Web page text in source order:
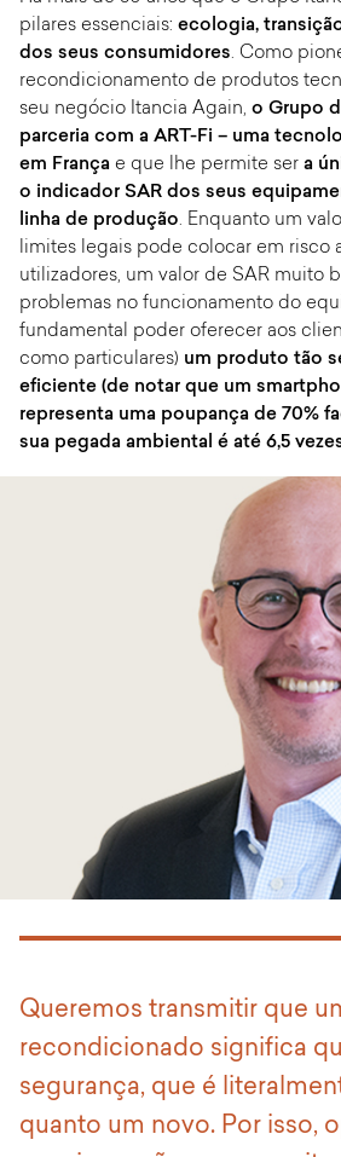
pilares essenciais: ecologia,
dos seus consumidores. Como
recondicionamento de produtos
seu negócio Itancia Again, o Grupo
parceria com a ART-Fi – uma
em França e que lhe permite ser a
o indicador SAR dos seus
linha de produção. Enquanto um
limites legais pode colocar em risco
utilizadores, um valor de SAR muito
problemas no funcionamento do
fundamental poder oferecer aos
como particulares) um produto tão
eficiente (de notar que um
representa uma poupança de 70%
sua pegada ambiental é até 6,5
Queremos transmitir que
recondicionado significa
segurança, que é
quanto um novo. Por isso,